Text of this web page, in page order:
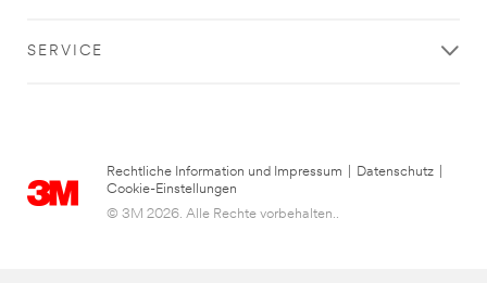
SERVICE
Rechtliche Information und Impressum Datenschutz
Cookie-Einstellungen
© 3M 2026. Alle Rechte vorbehalten..